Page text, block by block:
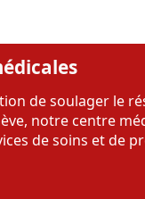
de soulager le
notre centre
de soins et de